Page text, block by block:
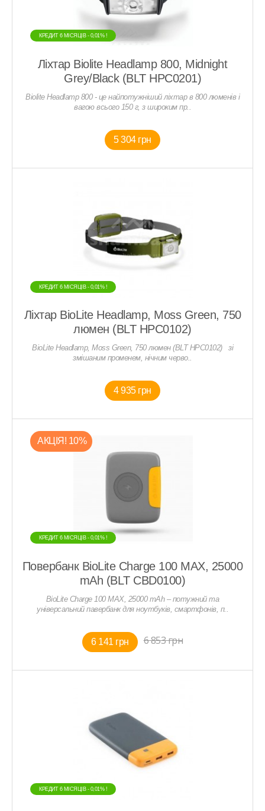
КРЕДИТ 6 МIСЯЦIВ - 0,01% !
Ліхтар Biolite Headlamp 800, Midnight
Grey/Black (BLT HPC0201)
Biolite Headlamp 800 - це найпотужніший ліхтар в 800 люменів і
вагою всього 150 г, з широким пр..
5 304 грн
КРЕДИТ 6 МIСЯЦIВ - 0,01% !
Ліхтар BioLite Headlamp, Moss Green, 750
люмен (BLT HPC0102)
BioLite Headlamp, Moss Green, 750 люмен (BLT HPC0102) зі
змішаним променем, нічним черво..
4 935 грн
АКЦIЯ! 10%
КРЕДИТ 6 МIСЯЦIВ - 0,01% !
Повербанк BioLite Charge 100 MAX, 25000
mAh (BLT CBD0100)
BioLite Charge 100 MAX, 25000 mAh – потужний та
універсальний павербанк для ноутбуків, смартфонів, п..
6 141 грн 6 853 грн
КРЕДИТ 6 МIСЯЦIВ - 0,01% !